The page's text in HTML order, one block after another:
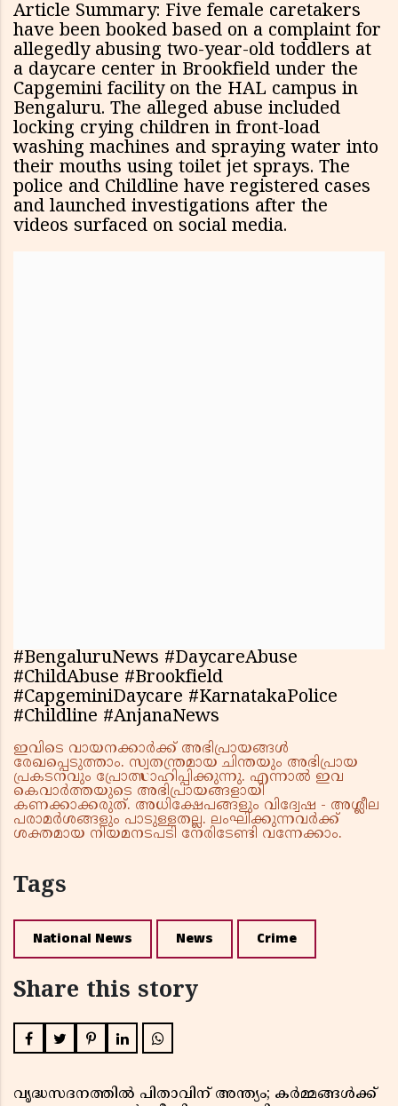
Article Summary: Five female caretakers
have been booked based on a complaint for
allegedly abusing two-year-old toddlers at
a daycare center in Brookfield under the
Capgemini facility on the HAL campus in
Bengaluru. The alleged abuse included
locking crying children in front-load
washing machines and spraying water into
their mouths using toilet jet sprays. The
police and Childline have registered cases
and launched investigations after the
videos surfaced on social media.
#BengaluruNews #DaycareAbuse
#ChildAbuse #Brookfield
#CapgeminiDaycare #KarnatakaPolice
#Childline #AnjanaNews
ഇവിടെ വായനക്കാർക്ക് അഭിപ്രായങ്ങൾ
രേഖപ്പെടുത്താം. സ്വതന്ത്രമായ ചിന്തയും അഭിപ്രായ
പ്രകടനവും പ്രോത്സാഹിപ്പിക്കുന്നു. എന്നാൽ ഇവ
കെവാർത്തയുടെ അഭിപ്രായങ്ങളായി
കണക്കാക്കരുത്. അധിക്ഷേപങ്ങളും വിദ്വേഷ - അശ്ലീല
പരാമർശങ്ങളും പാടുള്ളതല്ല. ലംഘിക്കുന്നവർക്ക്
ശക്തമായ നിയമനടപടി നേരിടേണ്ടി വന്നേക്കാം.
Tags
National News News Crime
Share this story
വൃദ്ധസദനത്തിൽ പിതാവിന് അന്ത്യം; കർമ്മങ്ങൾക്ക്